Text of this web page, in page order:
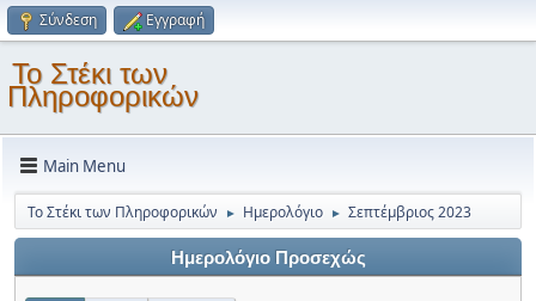
Σύνδεση Εγγραφή
Το Στέκι των
Πληροφορικών
Main Menu
Το Στέκι των Πληροφορικών ► Ημερολόγιο ► Σεπτέμβριος 2023
Ημερολόγιο Προσεχώς